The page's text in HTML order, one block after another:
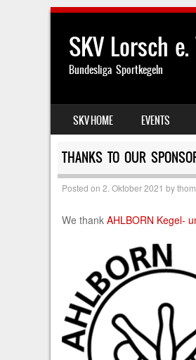
SKV Lorsch e.
Bundesliga Sportkegeln
MENU
SKIP TO CONTENT
SKV HOME EVENTS
THANKS TO OUR
Posted on 2. Oktober 2021 by
We thank AHLBORN Kegel-